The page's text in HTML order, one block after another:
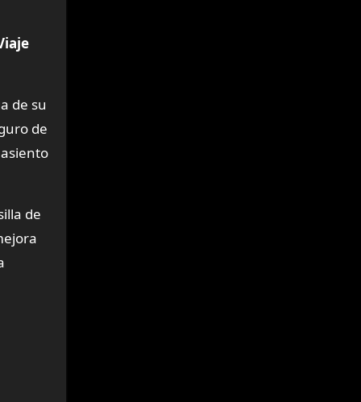
de su
de
de